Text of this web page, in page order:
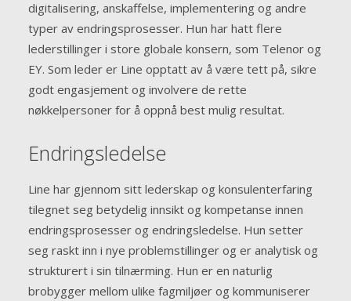
digitalisering, anskaffelse, implementering og andre
typer av endringsprosesser. Hun har hatt flere
lederstillinger i store globale konsern, som Telenor og
EY. Som leder er Line opptatt av å være tett på, sikre
godt engasjement og involvere de rette
nøkkelpersoner for å oppnå best mulig resultat.
Endringsledelse
Line har gjennom sitt lederskap og konsulenterfaring
tilegnet seg betydelig innsikt og kompetanse innen
endringsprosesser og endringsledelse. Hun setter
seg raskt inn i nye problemstillinger og er analytisk og
strukturert i sin tilnærming. Hun er en naturlig
brobygger mellom ulike fagmiljøer og kommuniserer